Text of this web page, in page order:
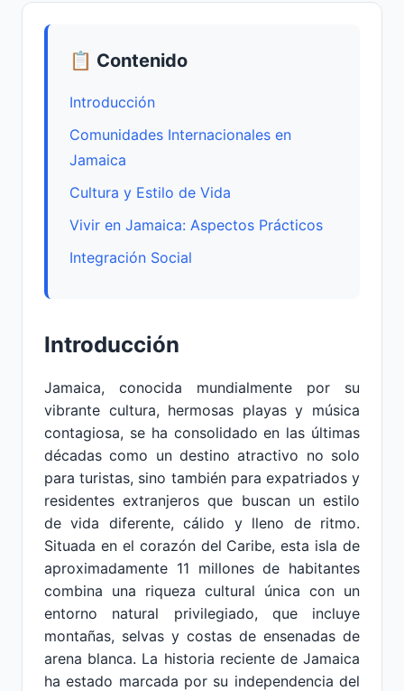
📋 Contenido
Introducción
Comunidades Internacionales en
Jamaica
Cultura y Estilo de Vida
Vivir en Jamaica: Aspectos Prácticos
Integración Social
Introducción
Jamaica, conocida mundialmente por su
vibrante cultura, hermosas playas y música
contagiosa, se ha consolidado en las últimas
décadas como un destino atractivo no solo
para turistas, sino también para expatriados y
residentes extranjeros que buscan un estilo
de vida diferente, cálido y lleno de ritmo.
Situada en el corazón del Caribe, esta isla de
aproximadamente 11 millones de habitantes
combina una riqueza cultural única con un
entorno natural privilegiado, que incluye
montañas, selvas y costas de ensenadas de
arena blanca. La historia reciente de Jamaica
ha estado marcada por su independencia del